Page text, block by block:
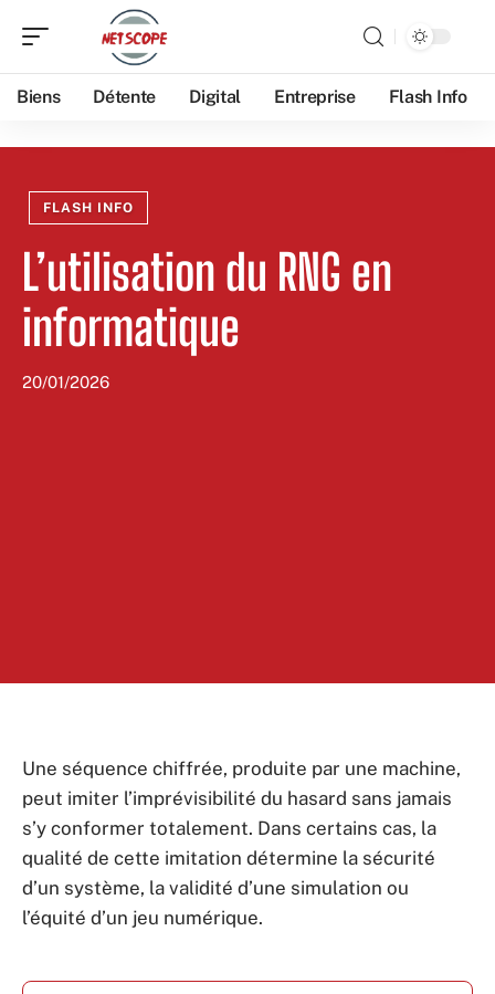
Biens Détente Digital Entreprise Flash Info
FLASH INFO
L’utilisation du RNG en
informatique
20/01/2026
Une séquence chiffrée, produite par une machine,
peut imiter l’imprévisibilité du hasard sans jamais
s’y conformer totalement. Dans certains cas, la
qualité de cette imitation détermine la sécurité
d’un système, la validité d’une simulation ou
l’équité d’un jeu numérique.